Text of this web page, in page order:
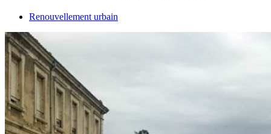
Renouvellement urbain